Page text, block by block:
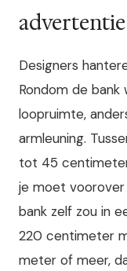
Designers
Rondom de
loopruimte,
armleuning.
tot 45
je moet voorover
bank zelf zou in
220 centimeter
meter of meer,